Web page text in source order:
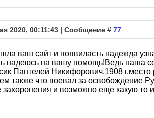
2020, 00:11:43 | Сообщение # 77
ваш сайт и появиласть надежда
надеюсь на вашу помощь!Ведь наша
Пантелей Никифорович,1908
также что воевал за освобождение
захоронения и возможно еще какую